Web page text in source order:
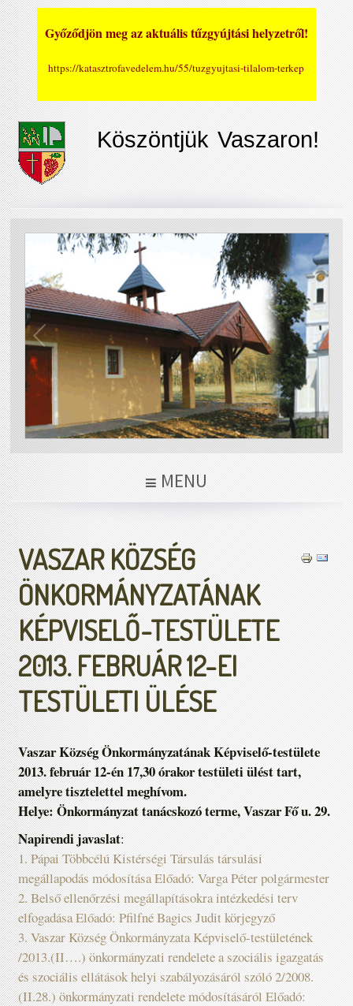
Győződjön meg az aktuális tűzgyújtási helyzetről!
https://katasztrofavedelem.hu/55/tuzgyujtasi-tilalom-terkep
Köszöntjük Vaszaron!
MENU
VASZAR KÖZSÉG
ÖNKORMÁNYZATÁNAK
KÉPVISELŐ-TESTÜLETE
2013. FEBRUÁR 12-EI
TESTÜLETI ÜLÉSE
Vaszar Község Önkormányzatának Képviselő-testülete
2013. február 12-én 17,30 órakor testületi ülést tart,
amelyre tisztelettel meghívom.
Helye: Önkormányzat tanácskozó terme, Vaszar Fő u. 29.
Napirendi javaslat:
1. Pápai Többcélú Kistérségi Társulás társulási
megállapodás módosítása Előadó: Varga Péter polgármester
2. Belső ellenőrzési megállapításokra intézkedési terv
elfogadása Előadó: Pfilfné Bagics Judit körjegyző
3. Vaszar Község Önkormányzata Képviselő-testületének
/2013.(II….) önkormányzati rendelete a szociális igazgatás
és szociális ellátások helyi szabályozásáról szóló 2/2008.
(II.28.) önkormányzati rendelete módosításáról Előadó: